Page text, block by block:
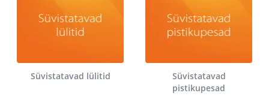
Süvistatavad lülitid
Süvistatavad
pistikupesad